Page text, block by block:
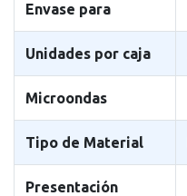
Envase para
Unidades por caja
Microondas
Tipo de Material
Presentación